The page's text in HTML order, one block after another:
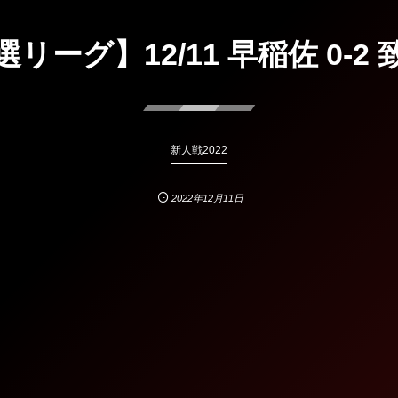
リーグ】12/11 早稲佐 0-2
新人戦2022
2022年12月11日